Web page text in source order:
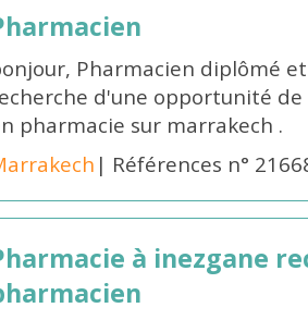
Pharmacien diplômé
d'une opportunité
pharmacie sur marrakech .
| Références n°
à inezgane